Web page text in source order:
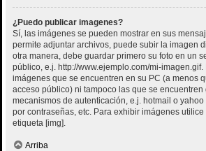
¿Puedo publicar imagenes?
Sí, las imágenes se pueden mostrar en sus
permite adjuntar archivos, puede subir la imagen
otra manera, debe guardar primero su foto en un
público, e.j. http://www.ejemplo.com/mi-
imágenes que se encuentren en su PC (a menos
acceso público) ni tampoco las que se
mecanismos de autenticación, e.j. hotmail o
por contraseñas, etc. Para exhibir imágenes
etiqueta [img].
Arriba